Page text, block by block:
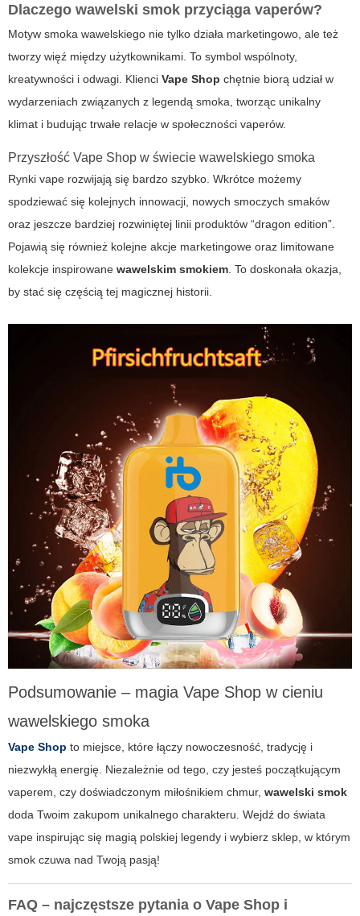
Dlaczego wawelski smok przyciąga vaperów?
Motyw smoka wawelskiego nie tylko działa marketingowo, ale też
tworzy więź między użytkownikami. To symbol wspólnoty,
kreatywności i odwagi. Klienci Vape Shop chętnie biorą udział w
wydarzeniach związanych z legendą smoka, tworząc unikalny
klimat i budując trwałe relacje w społeczności vaperów.
Przyszłość Vape Shop w świecie wawelskiego smoka
Rynki vape rozwijają się bardzo szybko. Wkrótce możemy
spodziewać się kolejnych innowacji, nowych smoczych smaków
oraz jeszcze bardziej rozwiniętej linii produktów “dragon edition”.
Pojawią się również kolejne akcje marketingowe oraz limitowane
kolekcje inspirowane wawelskim smokiem . To doskonała okazja,
by stać się częścią tej magicznej historii.
Podsumowanie – magia Vape Shop w cieniu
wawelskiego smoka
Vape Shop to miejsce, które łączy nowoczesność, tradycję i
niezwykłą energię. Niezależnie od tego, czy jesteś początkującym
vaperem, czy doświadczonym miłośnikiem chmur, wawelski smok
doda Twoim zakupom unikalnego charakteru. Wejdź do świata
vape inspirując się magią polskiej legendy i wybierz sklep, w którym
smok czuwa nad Twoją pasją!
FAQ – najczęstsze pytania o Vape Shop i